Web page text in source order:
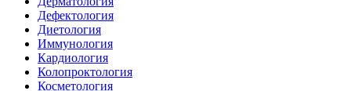
Дефектология
Диетология
Иммунология
Кардиология
Колопроктология
Косметология